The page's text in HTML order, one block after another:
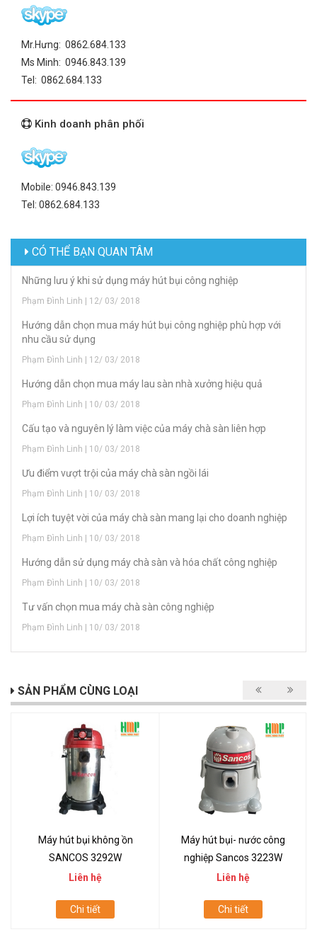
Mr.Hưng: 0862.684.133
Ms Minh: 0946.843.139
Tel: 0862.684.133
Kinh doanh phân phối
Mobile: 0946.843.139
Tel: 0862.684.133
CÓ THỂ BẠN QUAN TÂM
Những lưu ý khi sử dụng máy hút bụi công nghiệp
Phạm Đình Linh | 12/ 03/ 2018
Hướng dẫn chọn mua máy hút bụi công nghiệp phù hợp với
nhu cầu sử dụng
Phạm Đình Linh | 12/ 03/ 2018
Hướng dẫn chọn mua máy lau sàn nhà xưởng hiệu quả
Phạm Đình Linh | 10/ 03/ 2018
Cấu tạo và nguyên lý làm việc của máy chà sàn liên hợp
Phạm Đình Linh | 10/ 03/ 2018
Ưu điểm vượt trội của máy chà sàn ngồi lái
Phạm Đình Linh | 10/ 03/ 2018
Lợi ích tuyệt vời của máy chà sàn mang lại cho doanh nghiệp
Phạm Đình Linh | 10/ 03/ 2018
Hướng dẫn sử dụng máy chà sàn và hóa chất công nghiệp
Phạm Đình Linh | 10/ 03/ 2018
Tư vấn chọn mua máy chà sàn công nghiệp
Phạm Đình Linh | 10/ 03/ 2018
SẢN PHẨM CÙNG LOẠI
Máy hút bụi không ồn
SANCOS 3292W
Liên hệ
Chi tiết
Máy hút bụi- nước công
nghiệp Sancos 3223W
Liên hệ
Chi tiết